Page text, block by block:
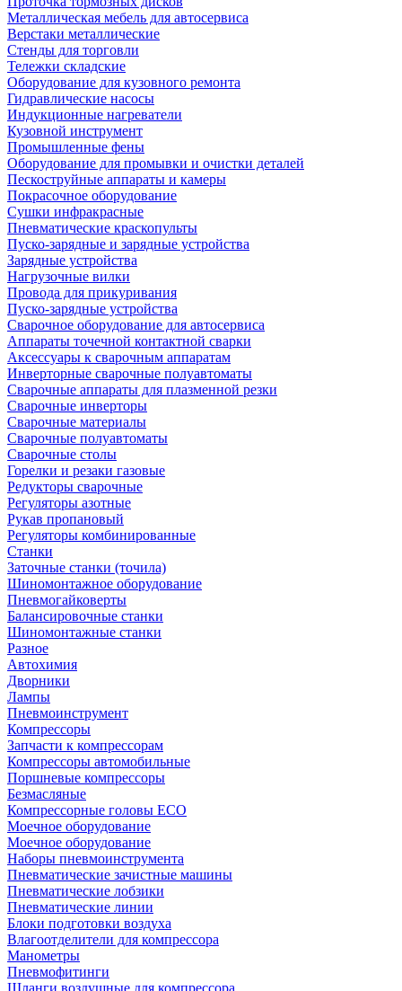
Металлическая мебель для автосервиса
Верстаки металлические
Стенды для торговли
Тележки складские
Оборудование для кузовного ремонта
Гидравлические насосы
Индукционные нагреватели
Кузовной инструмент
Промышленные фены
Оборудование для промывки и очистки деталей
Пескоструйные аппараты и камеры
Покрасочное оборудование
Сушки инфракрасные
Пневматические краскопульты
Пуско-зарядные и зарядные устройства
Зарядные устройства
Нагрузочные вилки
Провода для прикуривания
Пуско-зарядные устройства
Сварочное оборудование для автосервиса
Аппараты точечной контактной сварки
Аксессуары к сварочным аппаратам
Инверторные сварочные полуавтоматы
Сварочные аппараты для плазменной резки
Сварочные инверторы
Сварочные материалы
Сварочные полуавтоматы
Сварочные столы
Горелки и резаки газовые
Редукторы сварочные
Регуляторы азотные
Рукав пропановый
Регуляторы комбинированные
Станки
Заточные станки (точила)
Шиномонтажное оборудование
Пневмогайковерты
Балансировочные станки
Шиномонтажные станки
Разное
Автохимия
Дворники
Лампы
Пневмоинструмент
Компрессоры
Запчасти к компрессорам
Компрессоры автомобильные
Поршневые компрессоры
Безмасляные
Компрессорные головы ECO
Моечное оборудование
Моечное оборудование
Наборы пневмоинструмента
Пневматические зачистные машины
Пневматические лобзики
Пневматические линии
Блоки подготовки воздуха
Влагоотделители для компрессора
Манометры
Пневмофитинги
Шланги воздушные для компрессора